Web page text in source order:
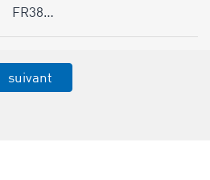
FR38…
suivant